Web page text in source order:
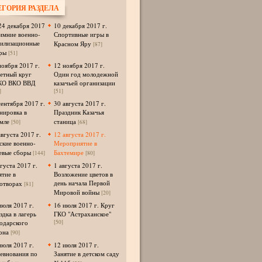
РАЗДЕЛА
декабря 2017
военно-
[51]
10 декабря 2017 г.
Спортивные игры в
Красном Яру [87]
2017 г.
круг
ВКО ВВД
12 ноября 2017 г.
Один год молодежной
казачьей организации
[51]
2017 г.
в
[50]
30 августа 2017 г.
Праздник Казачья
станица [68]
2017 г.
военно-
сборы [144]
12 августа 2017 г.
Мероприятие в
Бахтемире [80]
2017 г.
в
[81]
1 августа 2017 г.
Возложение цветов в
день начала Первой
Мировой войны [20]
2017 г.
в лагерь
[90]
16 июля 2017 г. Круг
ГКО "Астраханское"
[50]
2017 г.
по
12 июля 2017 г.
Занятие в детском саду